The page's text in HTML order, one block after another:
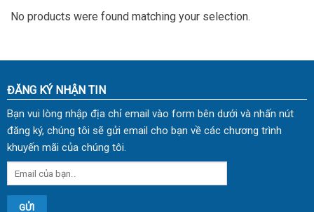
No products were found matching your selection.
ĐĂNG KÝ NHẬN TIN
Bạn vui lòng nhập địa chỉ email vào form bên dưới và nhấn nút
đăng ký, chúng tôi sẽ gửi email cho bạn về các chương trình
khuyến mãi của chúng tôi.